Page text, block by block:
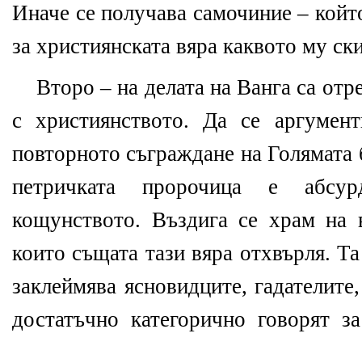
Иначе се получава самочиние –
за християнската вяра каквото му
Второ – на делата на Ванга са
с християнството. Да се
повторното съграждане на Голямата
петричката пророчица е
кощунството. Въздига се храм на
които същата тази вяра отхвърля.
заклеймява ясновидците,
достатъчно категорично говорят